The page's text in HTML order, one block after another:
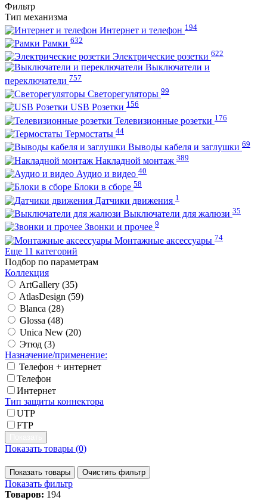
Фильтр
Тип механизма
Интернет и телефон 194
Рамки 632
Электрические розетки 622
Выключатели и
переключатели 757
Светорегуляторы 99
USB Розетки 156
Телевизионные розетки 176
Термостаты 44
Выводы кабеля и заглушки 69
Накладной монтаж 389
Аудио и видео 40
Блоки в сборе 58
Датчики движения 1
Выключатели для жалюзи 35
Звонки и прочее 9
Монтажные аксессуары 74
Еще 11 категорий
Подбор по параметрам
Коллекция
ArtGallery (35)
AtlasDesign (59)
Blanca (28)
Glossa (48)
Unica New (20)
Этюд (3)
Назначение/применение:
Телефон + интернет
Телефон
Интернет
Тип защиты коннектора
UTP
FTP
Показать товары (0)
Показать товары Очистить фильтр
Показать фильтр
Товаров: 194